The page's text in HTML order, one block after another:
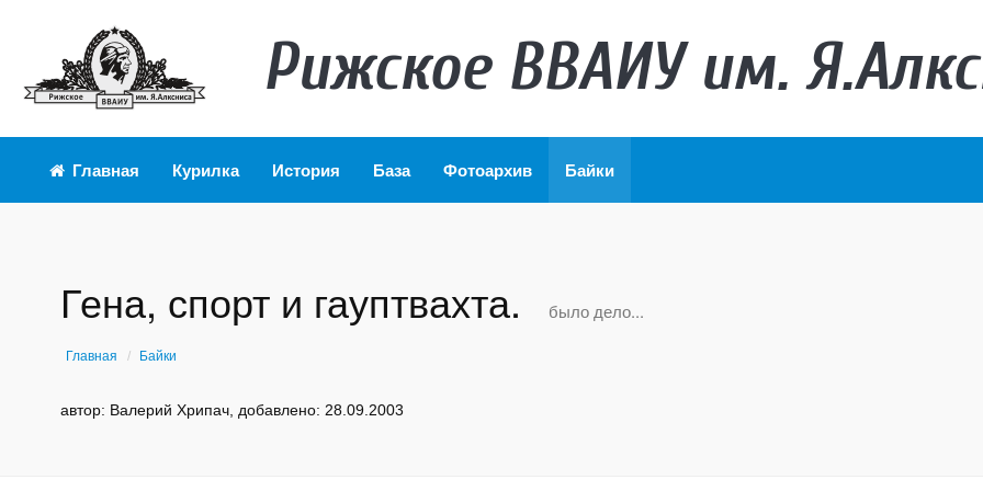
Рижское ВВАИУ им.
Главная Курилка История База Фотоархив Байки
Гена, спорт и гауптвахта. было дело...
Главная Байки
автор: Валерий Хрипач, добавлено: 28.09.2003